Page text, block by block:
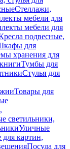
Стеллажи,
мебели для
мебели для
подвесные,
для
хранения для
Тумбы для
Стулья для
Товары для
светильники,
Уличные
картин,
Посуда для